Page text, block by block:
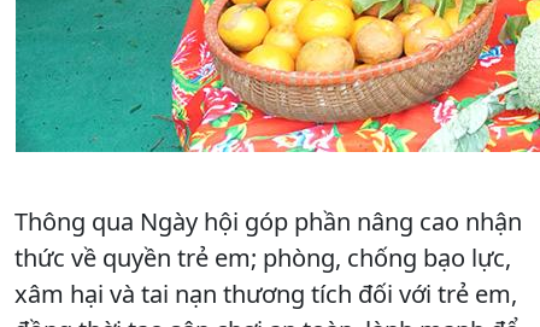
Thông qua Ngày hội góp phần nâng cao nhận
thức về quyền trẻ em; phòng, chống bạo lực,
xâm hại và tai nạn thương tích đối với trẻ em,